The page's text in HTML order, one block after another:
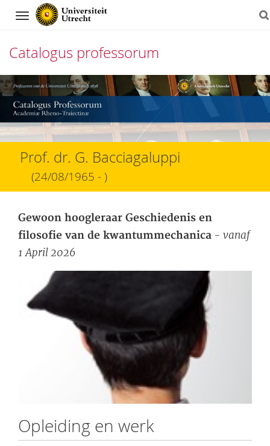
Navigation
Catalogus professorum
Direct
naar
het
inhoud
Prof. dr. G. Bacciagaluppi
(24/08/1965 - )
Gewoon hoogleraar Geschiedenis en
filosofie van de kwantummechanica - vanaf
1 April 2026
Opleiding en werk